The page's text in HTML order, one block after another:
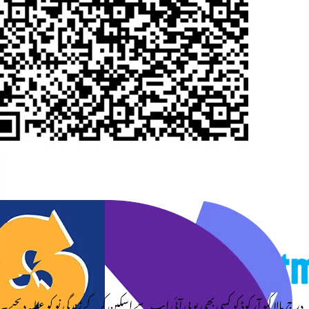
کو کسی بھی یو پی آئی ایپ سے اسکین کرکے زندگی نو کو عطیہ دیجیے۔